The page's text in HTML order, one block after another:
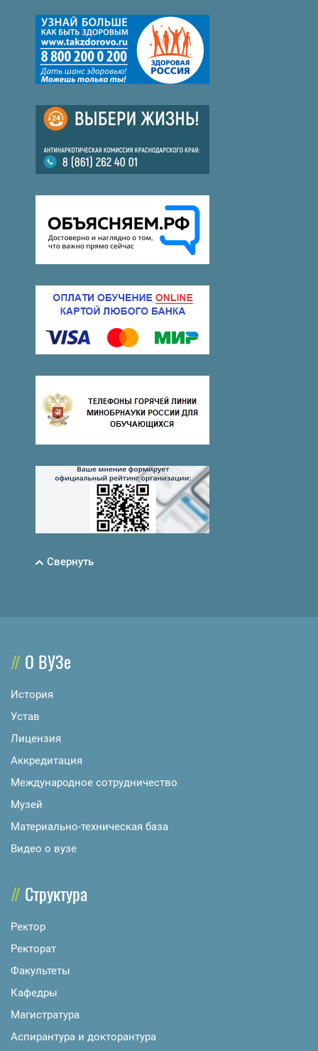
Свернуть
О ВУЗе
История
Устав
Лицензия
Аккредитация
Международное сотрудничество
Музей
Материально-техническая база
Видео о вузе
Структура
Ректор
Ректорат
Факультеты
Кафедры
Магистратура
Аспирантура и докторантура